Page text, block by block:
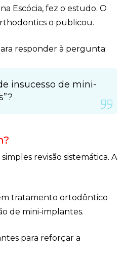
Escócia, fez o estudo. O
o publicou.
responder à pergunta:
insucesso de mini-
revisão sistemática. A
tratamento ortodôntico
de mini-implantes.
para reforçar a